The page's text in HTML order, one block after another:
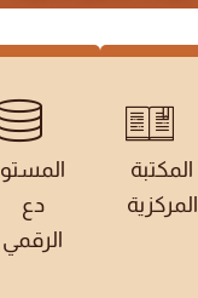
المكتبة
المركزية
المستو
دع
الرقمي